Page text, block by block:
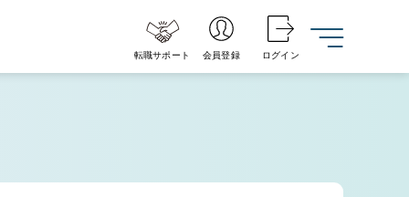
転職サポート 会員登録 ログイン